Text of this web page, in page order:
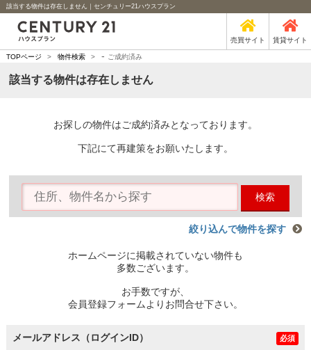
該当する物件は存在しません｜センチュリー21ハウスプラン
売買サイト 賃貸サイト
TOPページ > 物件検索 > - ご成約済み
該当する物件は存在しません
お探しの物件はご成約済みとなっております。
下記にて再建策をお願いたします。
検索
絞り込んで物件を探す
ホームページに掲載されていない物件も
多数ございます。
お手数ですが、
会員登録フォームよりお問合せ下さい。
メールアドレス（ログインID） 必須